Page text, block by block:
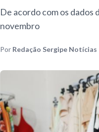
De acordo com os dados
novembro
Por Redação Sergipe Notícias